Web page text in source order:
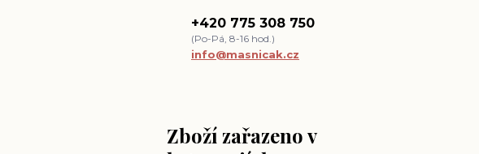
Zboží zařazeno v
+420 775 308 750
(Po-Pá, 8-16 hod.)
info@masnicak.cz